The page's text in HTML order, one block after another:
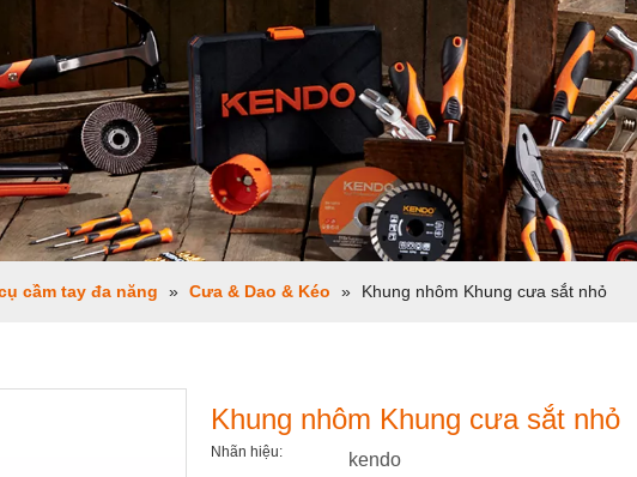
cầm tay đa năng » Cưa & Dao & Kéo » Khung nhôm Khung cưa sắt nhỏ
Khung nhôm Khung cưa sắt nhỏ
Nhãn hiệu: kendo